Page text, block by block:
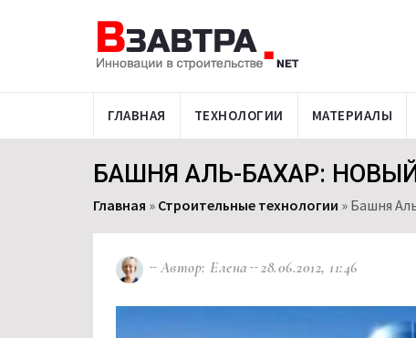
ГЛАВНАЯ ТЕХНОЛОГИИ МАТЕРИАЛЫ
БАШНЯ АЛЬ-БАХАР:
Главная » Строительные технологии » Башня
Автор: Елена 28.06.2012, 11:46